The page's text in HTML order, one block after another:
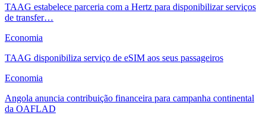
TAAG estabelece parceria com a Hertz para disponibilizar serviços
de transfer…
Economia
TAAG disponibiliza serviço de eSIM aos seus passageiros
Economia
Angola anuncia contribuição financeira para campanha continental
da OAFLAD